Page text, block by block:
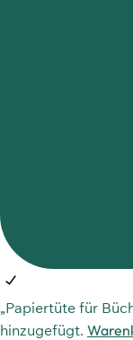
„Papiertüte für
hinzugefügt.